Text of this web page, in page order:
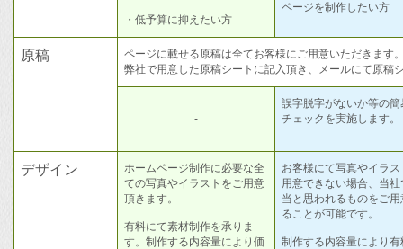
・低予算に抑えたい方
ページを制作したい方
原稿
ページに載せる原稿は全てお客様にご用意いただきます
弊社で用意した原稿シートに記入頂き、メールにて原稿
-
誤字脱字がないか等の簡
チェックを実施します。
デザイン
ホームページ制作に必要な全
ての写真やイラストをご用意
頂きます。
有料にて素材制作を承りま
す。制作する内容量により価
お客様にて写真やイラス
用意できない場合、当社
当と思われるものをご用
ることが可能です。
制作する内容量により有